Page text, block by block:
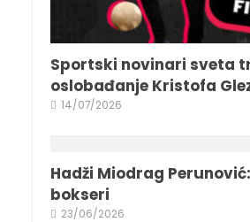
Sportski novinari sveta
oslobađanje Kristofa
14/07/2026
Hadži Miodrag
bokseri
23/06/2026